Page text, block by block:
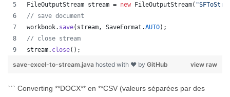
FileOutputStream stream = new FileOutputStream(
// save document
workbook. save( stream, SaveFormat .AUTO);
// close stream
stream. close();
view raw
save-excel-to-stream.java hosted with ❤ by GitHub
``` Converting **DOCX** en **CSV (valeurs séparées par des